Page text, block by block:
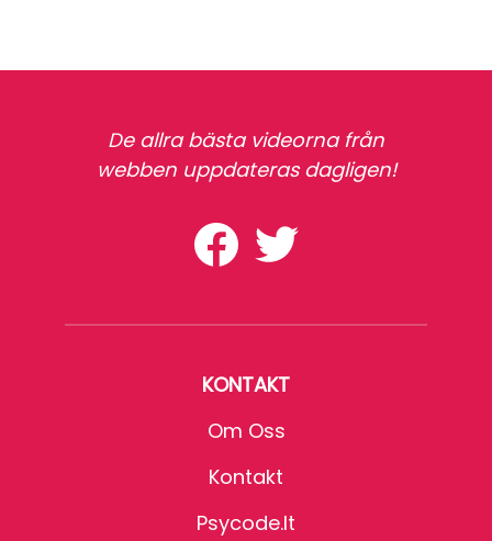
De allra bästa videorna från
webben uppdateras dagligen!
KONTAKT
Om Oss
Kontakt
Psycode.it